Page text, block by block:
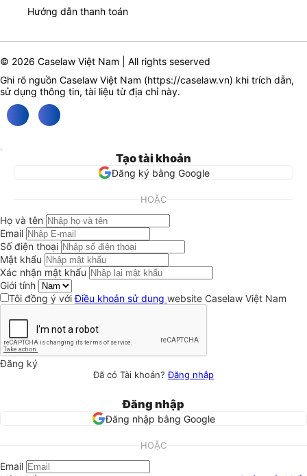
Hướng dẫn thanh toán
© 2026 Caselaw Việt Nam | All rights seserved
Ghi rõ nguồn Caselaw Việt Nam (https://caselaw.vn) khi trích dẫn,
sử dụng thông tin, tài liệu từ địa chỉ này.
Tạo tài khoản
Đăng ký bằng Google
HOẶC
Họ và tên
Email
Số điện thoại
Mật khẩu
Xác nhận mật khẩu
Giới tính
Tôi đồng ý vớiĐiều khoản sử dụng website Caselaw Việt Nam
Đăng ký
Đã có Tài khoản?Đăng nhập
Đăng nhập
Đăng nhập bằng Google
HOẶC
Email